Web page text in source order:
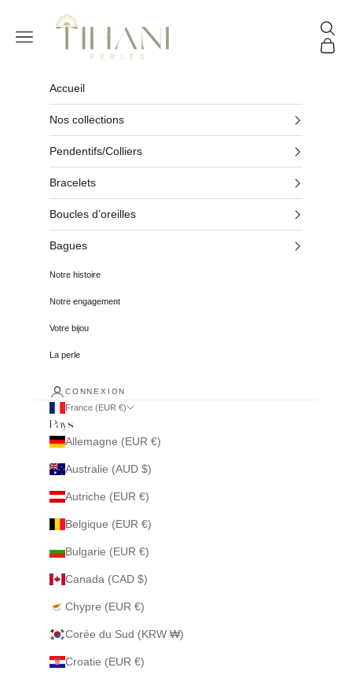
Tihani Perles
Menu
Panier
Accueil
Nos collections
Pendentifs/Colliers
Bracelets
Boucles d’oreilles
Bagues
Notre histoire
Notre engagement
Votre bijou
La perle
CONNEXION
France (EUR €)
Pays
Allemagne (EUR €)
Australie (AUD $)
Autriche (EUR €)
Belgique (EUR €)
Bulgarie (EUR €)
Canada (CAD $)
Chypre (EUR €)
Corée du Sud (KRW ₩)
Croatie (EUR €)